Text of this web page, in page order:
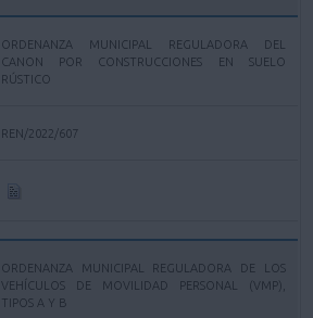
ORDENANZA MUNICIPAL REGULADORA DEL
CANON POR CONSTRUCCIONES EN SUELO
RÚSTICO
REN/2022/607
ORDENANZA MUNICIPAL REGULADORA DE LOS
VEHÍCULOS DE MOVILIDAD PERSONAL (VMP),
TIPOS A Y B